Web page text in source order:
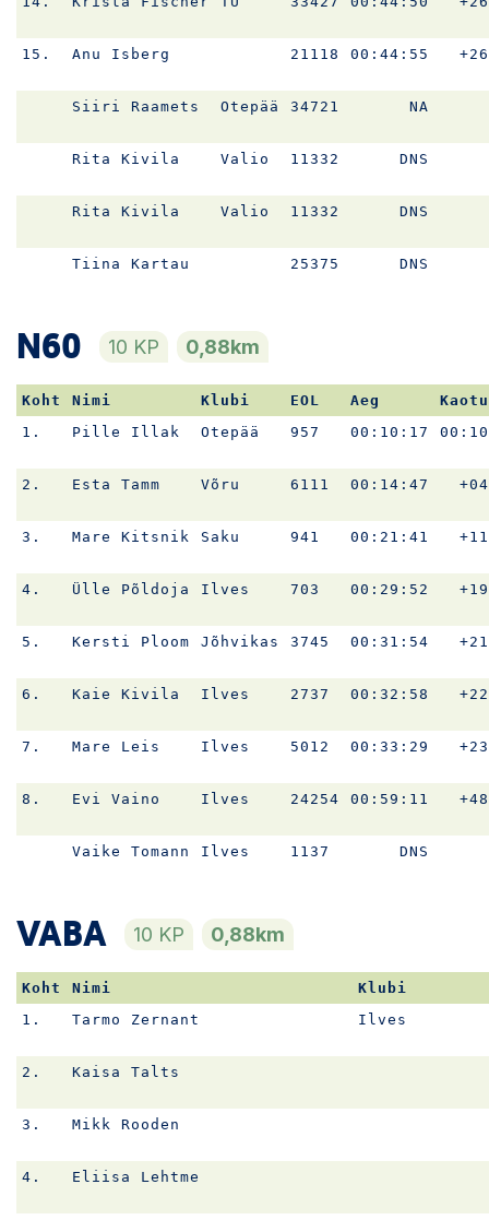
15. Anu Isberg 21118 00:44:55
Siiri Raamets Otepää 34721 NA
Rita Kivila Valio 11332 DNS
Rita Kivila Valio 11332 DNS
Tiina Kartau 25375 DNS
N60 10 KP 0,88km
Koht Nimi Klubi EOL Aeg
1.
Pille Illak Otepää 957 00:10:17
2. Esta Tamm Võru 6111 00:14:47
3. Mare Kitsnik Saku 941 00:21:41
4. Ülle Põldoja Ilves 703 00:29:52
5. Kersti Ploom Jõhvikas 3745 00:31:54
6. Kaie Kivila Ilves 2737 00:32:58
7. Mare Leis Ilves 5012 00:33:29
8. Evi Vaino Ilves 24254 00:59:11
Vaike Tomann Ilves 1137 DNS
VABA 10 KP 0,88km
Koht Nimi
Klubi
1.
Tarmo Zernant Ilves
2. Kaisa Talts
3. Mikk Rooden
4. Eliisa Lehtme